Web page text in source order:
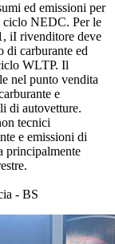
ed emissioni per
ciclo NEDC. Per le
iI rivenditore deve
di carburante ed
WLTP. Il
nel punto vendita
e
di autovetture.
tecnici
e emissioni di
principalmente
- BS